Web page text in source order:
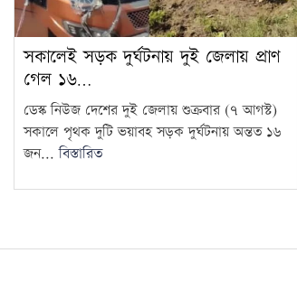
সকালেই সড়ক দুর্ঘটনায় দুই জেলায় প্রাণ
গেল ১৬…
ডেস্ক নিউজ দেশের দুই জেলায় শুক্রবার (৭ আগস্ট)
সকালে পৃথক দুটি ভয়াবহ সড়ক দুর্ঘটনায় অন্তত ১৬
জন...বিস্তারিত